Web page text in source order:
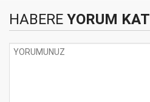
HABERE YORUM KAT